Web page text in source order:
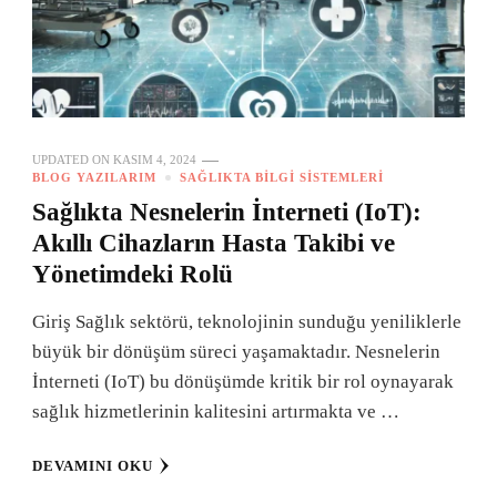
UPDATED ON KASIM 4, 2024
BLOG YAZILARIM
SAĞLIKTA BILGI SISTEMLERI
Sağlıkta Nesnelerin İnterneti (IoT):
Akıllı Cihazların Hasta Takibi ve
Yönetimdeki Rolü
Giriş Sağlık sektörü, teknolojinin sunduğu yeniliklerle
büyük bir dönüşüm süreci yaşamaktadır. Nesnelerin
İnterneti (IoT) bu dönüşümde kritik bir rol oynayarak
sağlık hizmetlerinin kalitesini artırmakta ve …
DEVAMINI OKU